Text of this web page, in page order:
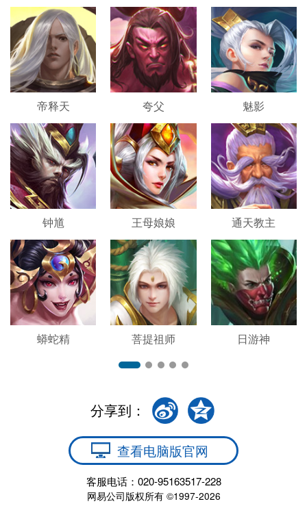
帝释天 夸父 魅影
钟馗 王母娘娘 通天教主
蟒蛇精 菩提祖师 日游神
分享到：
查看电脑版官网
客服电话：020-95163517-228
网易公司版权所有 ©1997-2026